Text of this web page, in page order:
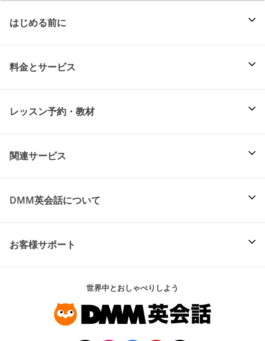
はじめる前に
料金とサービス
レッスン予約・教材
関連サービス
DMM英会話について
お客様サポート
世界中とおしゃべりしよう